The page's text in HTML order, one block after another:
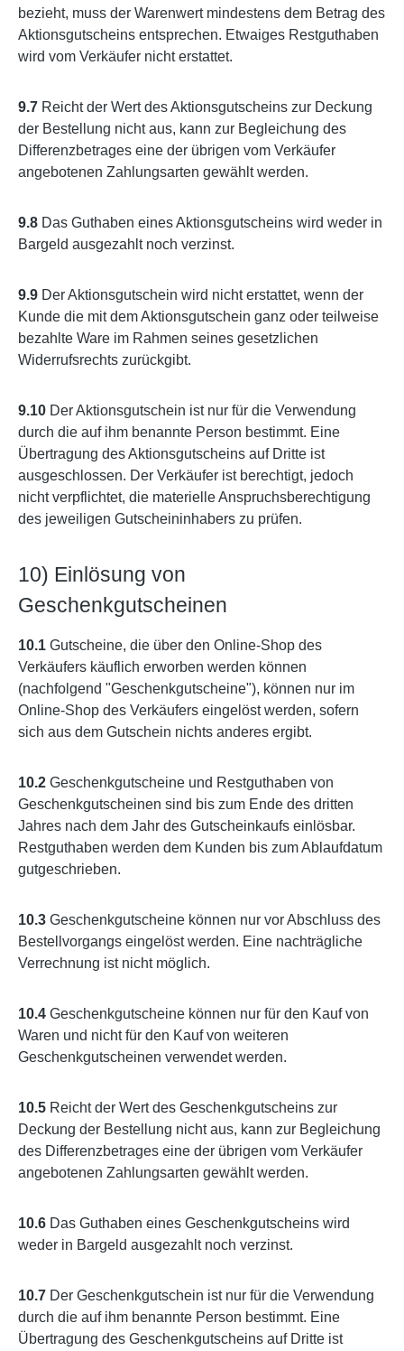
bezieht, muss der Warenwert mindestens dem Betrag des
Aktionsgutscheins entsprechen. Etwaiges Restguthaben
wird vom Verkäufer nicht erstattet.
9.7 Reicht der Wert des Aktionsgutscheins zur Deckung
der Bestellung nicht aus, kann zur Begleichung des
Differenzbetrages eine der übrigen vom Verkäufer
angebotenen Zahlungsarten gewählt werden.
9.8 Das Guthaben eines Aktionsgutscheins wird weder in
Bargeld ausgezahlt noch verzinst.
9.9 Der Aktionsgutschein wird nicht erstattet, wenn der
Kunde die mit dem Aktionsgutschein ganz oder teilweise
bezahlte Ware im Rahmen seines gesetzlichen
Widerrufsrechts zurückgibt.
9.10 Der Aktionsgutschein ist nur für die Verwendung
durch die auf ihm benannte Person bestimmt. Eine
Übertragung des Aktionsgutscheins auf Dritte ist
ausgeschlossen. Der Verkäufer ist berechtigt, jedoch
nicht verpflichtet, die materielle Anspruchsberechtigung
des jeweiligen Gutscheininhabers zu prüfen.
10) Einlösung von
Geschenkgutscheinen
10.1 Gutscheine, die über den Online-Shop des
Verkäufers käuflich erworben werden können
(nachfolgend "Geschenkgutscheine"), können nur im
Online-Shop des Verkäufers eingelöst werden, sofern
sich aus dem Gutschein nichts anderes ergibt.
10.2 Geschenkgutscheine und Restguthaben von
Geschenkgutscheinen sind bis zum Ende des dritten
Jahres nach dem Jahr des Gutscheinkaufs einlösbar.
Restguthaben werden dem Kunden bis zum Ablaufdatum
gutgeschrieben.
10.3 Geschenkgutscheine können nur vor Abschluss des
Bestellvorgangs eingelöst werden. Eine nachträgliche
Verrechnung ist nicht möglich.
10.4 Geschenkgutscheine können nur für den Kauf von
Waren und nicht für den Kauf von weiteren
Geschenkgutscheinen verwendet werden.
10.5 Reicht der Wert des Geschenkgutscheins zur
Deckung der Bestellung nicht aus, kann zur Begleichung
des Differenzbetrages eine der übrigen vom Verkäufer
angebotenen Zahlungsarten gewählt werden.
10.6 Das Guthaben eines Geschenkgutscheins wird
weder in Bargeld ausgezahlt noch verzinst.
10.7 Der Geschenkgutschein ist nur für die Verwendung
durch die auf ihm benannte Person bestimmt. Eine
Übertragung des Geschenkgutscheins auf Dritte ist